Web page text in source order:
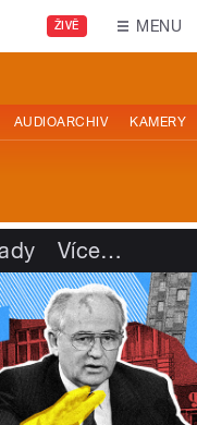
ŽIVĚ MENU
AUDIOARCHIV KAMERY
Více…